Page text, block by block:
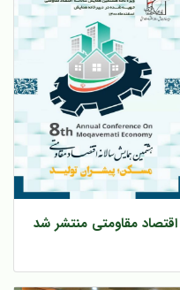
مقاومتی منتشر شد